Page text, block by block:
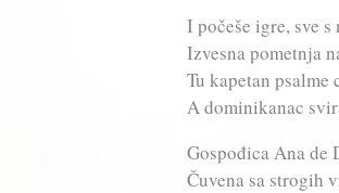
I počeše igre, sve
Izvesna pometnja
Tu kapetan psalme
A dominikanac
Gospođica Ana de
Čuvena sa strogih